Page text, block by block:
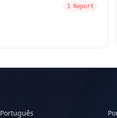
1 Report
Português